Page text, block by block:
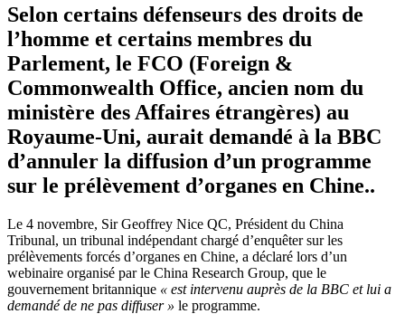
Selon certains défenseurs des droits de
l’homme et certains membres du
Parlement, le FCO (Foreign &
Commonwealth Office, ancien nom du
ministère des Affaires étrangères) au
Royaume-Uni, aurait demandé à la BBC
d’annuler la diffusion d’un programme
sur le prélèvement d’organes en Chine..
Le 4 novembre, Sir Geoffrey Nice QC, Président du China
Tribunal, un tribunal indépendant chargé d’enquêter sur les
prélèvements forcés d’organes en Chine, a déclaré lors d’un
webinaire organisé par le China Research Group, que le
gouvernement britannique « est intervenu auprès de la BBC et lui a
demandé de ne pas diffuser » le programme.